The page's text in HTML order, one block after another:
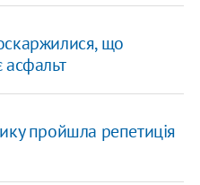
що
асфальт
пройшла репетиція